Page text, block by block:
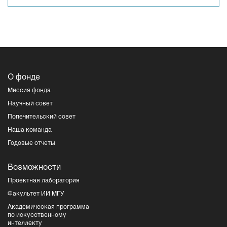
О фонде
Миссия фонда
Научный совет
Попечительский совет
Наша команда
Годовые отчеты
Возможности
Проектная лаборатория
Факультет ИИ МГУ
Академическая программа
по искусственному
интеллекту